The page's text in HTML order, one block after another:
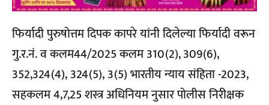
फिर्यादी पुरुषोत्तम दिपक कापरे यांनी दिलेल्या फिर्यादी वरून
गु.र.नं. व कलम44/2025 कलम 310(2),309(6),
352,324(4), 324(5), 3(5) भारतीय न्याय संहिता -2023,
सहकलम 4,7,25 शस्त्र अधिनियम नुसार पोलीस निरीक्षक